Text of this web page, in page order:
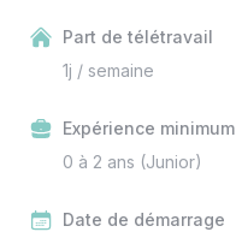
Part de télétravail
1j / semaine
Expérience minimum
0 à 2 ans (Junior)
Date de démarrage